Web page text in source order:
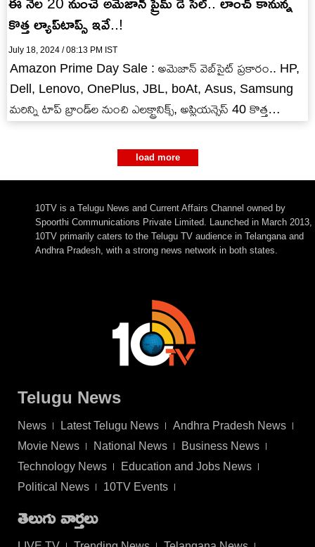
కొత్త ల్యాప్‌టాప్స్ ఇవే..!
July 18, 2024 / 08:13 PM IST
Amazon Prime Day Sale : అమెజాన్ వెబ్‌సైట్ ప్రకారం.. HP,
Dell, Lenovo, OnePlus, JBL, boAt, Asus, Samsung
మరిన్ని టాప్ బ్రాండ్‌ల నుంచి ఎలక్ట్రానిక్స్, అప్లియన్సెస్ 40 కొత్త
load more
10TV is a Telugu News and Current Affairs Channel owned by
Spoorthi Communications Private Limited. Launched in March 2013,
10TV primarily caters to the Telugu TV audience in Telangana and
Andhra Pradesh, with a strong news network in both states.
Telugu News
News Latest Telugu News
Andhra Pradesh News
Movie News
National News
Business News
Technology News
Education and Jobs News
Political News
10TV Events
తెలుగు వార్తలు